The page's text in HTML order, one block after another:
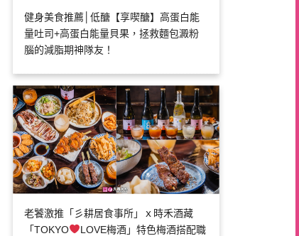
健身美食推薦│低醣【享喫醣】高蛋白能
量吐司+高蛋白能量貝果，拯救麵包澱粉
腦的減脂期神隊友！
老饕激推「彡耕居食事所」ｘ時禾酒藏
「TOKYO
LOVE梅酒」特色梅酒搭配職